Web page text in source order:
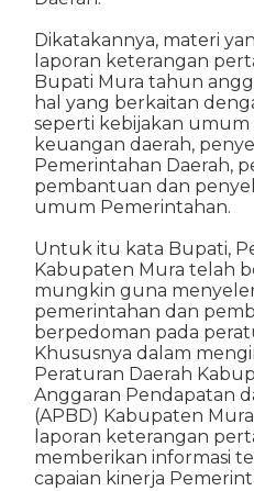
Dikatakannya, materi
laporan keterangan
Bupati Mura tahun
hal yang berkaitan
seperti kebijakan
keuangan daerah,
Pemerintahan Daerah,
pembantuan dan
umum Pemerintahan.
Untuk itu kata Bupati,
Kabupaten Mura telah
mungkin guna
pemerintahan dan
berpedoman pada
Khususnya dalam
Peraturan Daerah
Anggaran Pendapatan
(APBD) Kabupaten
laporan keterangan
memberikan informasi
capaian kinerja